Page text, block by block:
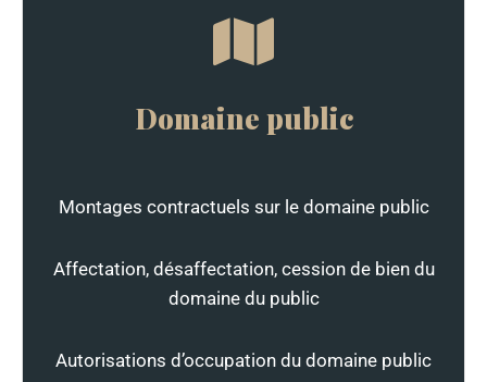
Domaine public
Montages contractuels sur le domaine public
Affectation, désaffectation, cession de bien du
domaine du public
Autorisations d’occupation du domaine public